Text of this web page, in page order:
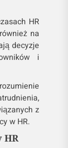
HR
na
decyzje
i
z
w HR.
HR